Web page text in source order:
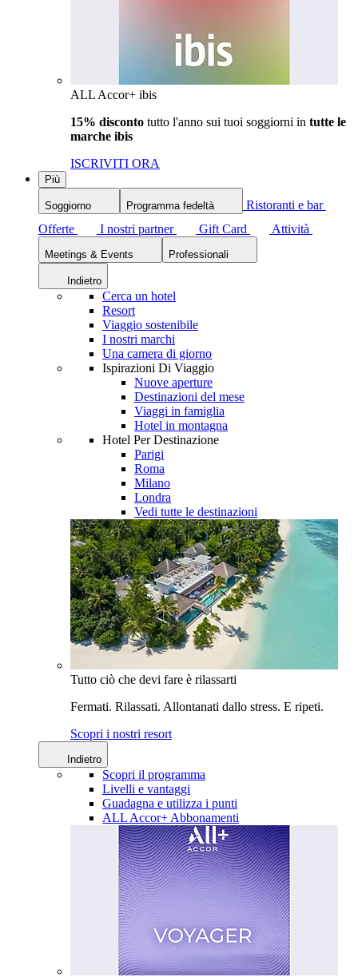
ALL Accor+ ibis
15% disconto tutto l'anno sui tuoi soggiorni in tutte le
marche ibis
ISCRIVITI ORA
Più
Soggiorno Programma fedeltà
Ristoranti e bar
Offerte
I nostri partner Gift Card Attività
Meetings & Events Professionali
Indietro
Cerca un hotel
Resort
Viaggio sostenibile
I nostri marchi
Una camera di giorno
Ispirazioni Di Viaggio
Nuove aperture
Destinazioni del mese
Viaggi in famiglia
Hotel in montagna
Hotel Per Destinazione
Parigi
Roma
Milano
Londra
Vedi tutte le destinazioni
Tutto ciò che devi fare è rilassarti
Fermati. Rilassati. Allontanati dallo stress. E ripeti.
Scopri i nostri resort
Indietro
Scopri il programma
Livelli e vantaggi
Guadagna e utilizza i punti
ALL Accor+ Abbonamenti